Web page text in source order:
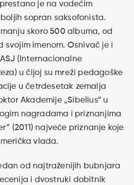
je na vodećim
sopran saksofonista.
skoro 500 albuma, od
svojim imenom. Osnivač je i
(Internacionalne
u čijoj su mreži pedagoške
u četrdesetak zemalja
Akademije „Sibelius“ u
nagradama i priznanjima
(2011) najveće priznanje koje
vlada.
od najtraženijih bubnjara
i dvostruki dobitnik